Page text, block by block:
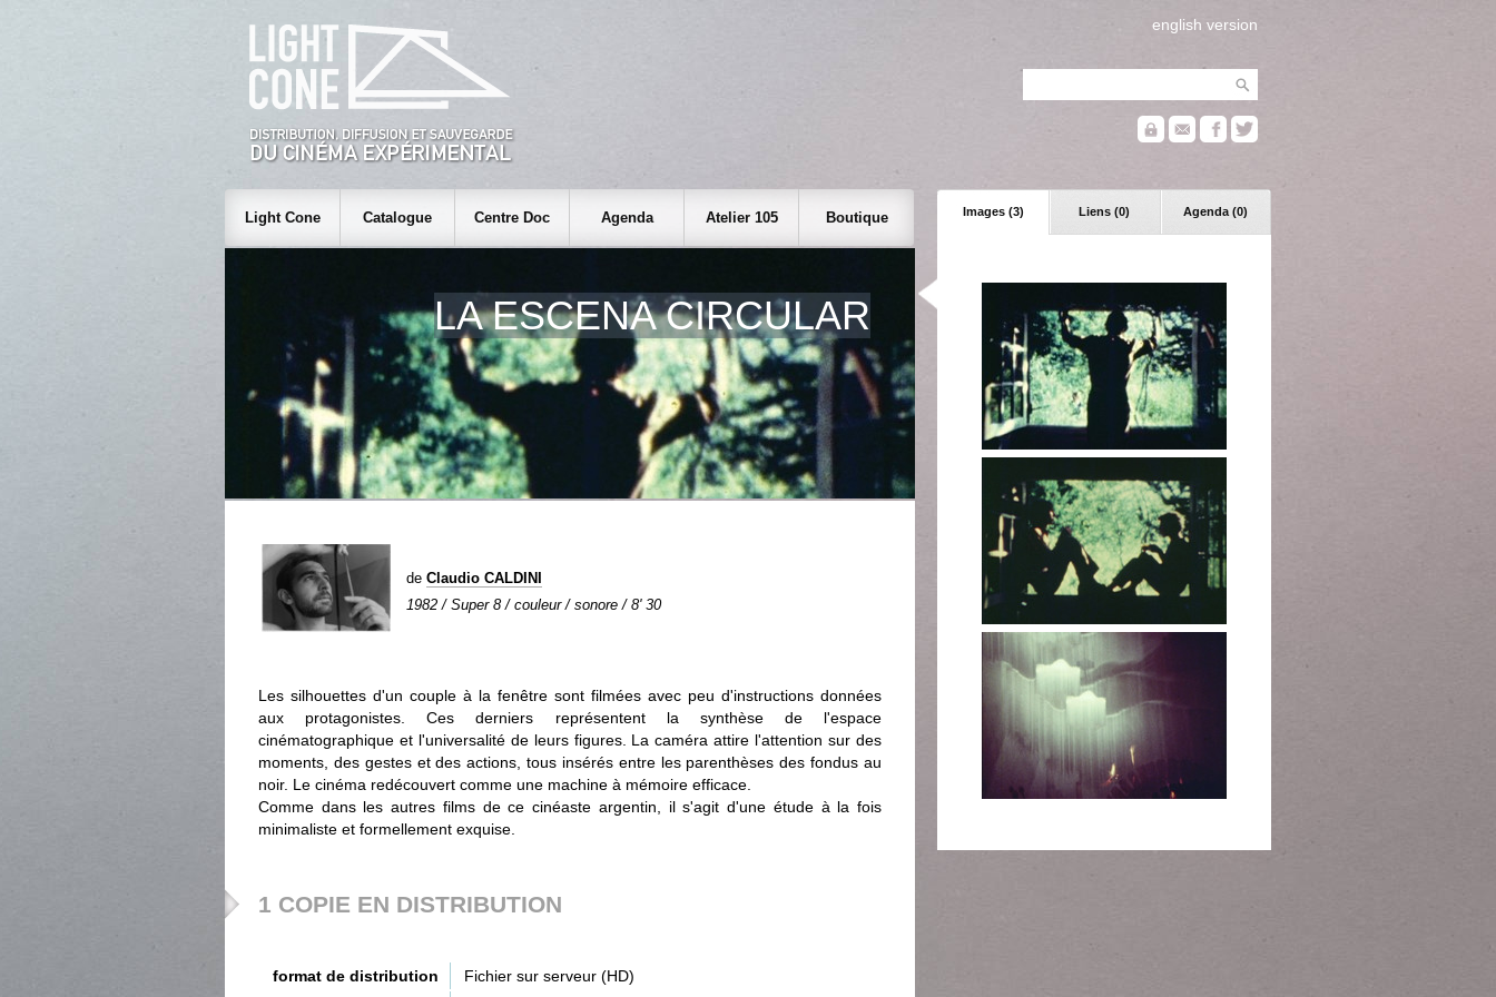
english version
Images (3) Liens (0) Agenda (0)
Light Cone Catalogue Centre Doc Agenda Atelier 105 Boutique
LA ESCENA CIRCULAR
de Claudio CALDINI
1982 / Super 8 / couleur / sonore / 8' 30
Les silhouettes d'un couple à la fenêtre sont filmées avec peu d'instructions données
aux protagonistes. Ces derniers représentent la synthèse de l'espace
cinématographique et l'universalité de leurs figures. La caméra attire l'attention sur des
moments, des gestes et des actions, tous insérés entre les parenthèses des fondus au
noir. Le cinéma redécouvert comme une machine à mémoire efficace.
Comme dans les autres films de ce cinéaste argentin, il s'agit d'une étude à la fois
minimaliste et formellement exquise.
1 COPIE EN DISTRIBUTION
format de distribution
Fichier sur serveur (HD)